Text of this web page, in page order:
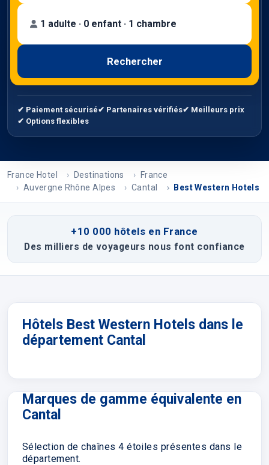
1 adulte · 0 enfant · 1 chambre
Rechercher
✔ Paiement sécurisé✔ Partenaires vérifiés✔ Meilleurs prix
✔ Options flexibles
France Hotel Destinations
France
Auvergne Rhône Alpes
Cantal Best Western Hotels
+10 000 hôtels en France
Des milliers de voyageurs nous font confiance
Hôtels Best Western Hotels dans le
département Cantal
Marques de gamme équivalente en
Cantal
Sélection de chaînes 4 étoiles présentes dans le
département.